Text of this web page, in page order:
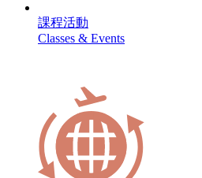
課程活動
Classes & Events